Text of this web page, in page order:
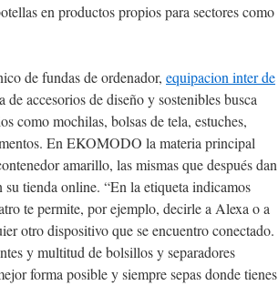
en productos propios para sectores como
de fundas de ordenador, equipacion inter de
accesorios de diseño y sostenibles busca
como mochilas, bolsas de tela, estuches,
En EKOMODO la materia principal
amarillo, las mismas que después dan
tienda online. “En la etiqueta indicamos
te permite, por ejemplo, decirle a Alexa o a
otro dispositivo que se encuentro conectado.
y multitud de bolsillos y separadores
forma posible y siempre sepas donde tienes